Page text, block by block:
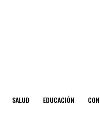
SALUD EDUCACIÓN